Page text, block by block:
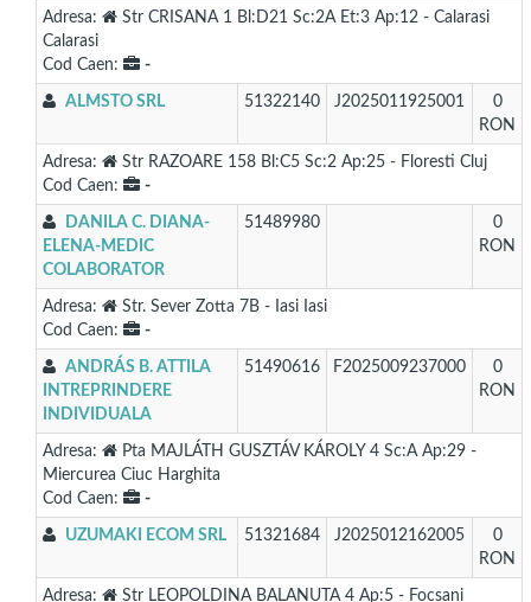
Adresa:
Str CRISANA 1 Bl:D21 Sc:2A Et:3 Ap:12 - Calarasi
Calarasi
Cod Caen:
-
ALMSTO SRL 51322140 J2025011925001
0
RON
Adresa:
Str RAZOARE 158 Bl:C5 Sc:2 Ap:25 - Floresti Cluj
Cod Caen:
-
DANILA C. DIANA-
ELENA-MEDIC
COLABORATOR
51489980
0
RON
Adresa:
Str. Sever Zotta 7B - Iasi Iasi
Cod Caen:
-
ANDRÁS B. ATTILA
INTREPRINDERE
INDIVIDUALA
51490616 F2025009237000
0
RON
Adresa:
Pta MAJLÁTH GUSZTÁV KÁROLY 4 Sc:A Ap:29 -
Miercurea Ciuc Harghita
Cod Caen:
-
UZUMAKI ECOM SRL 51321684 J2025012162005
0
RON
Adresa:
Str LEOPOLDINA BALANUTA 4 Ap:5 - Focsani